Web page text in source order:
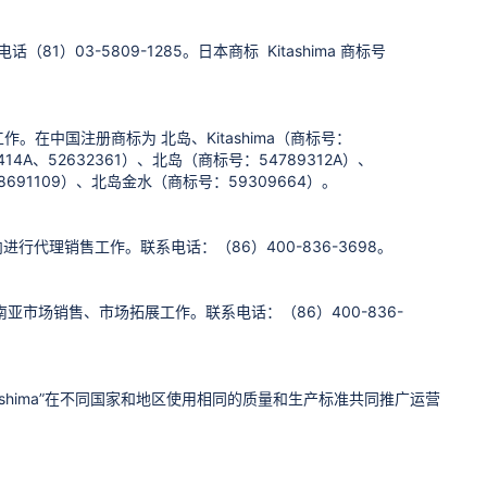
（81） 03-5809-1285。日本商标 Kitashima 商标号
。在中国注册商标为 北岛、Kitashima（商标号：
、52632361）、北岛（商标号：54789312A）、
）、北岛金水（商标号：59309664）。
行代理销售工作。联系电话：（86） 400-836-3698。
市场销售、市场拓展工作。联系电话：（86） 400-836-
在不同国家和地区使用相同的质量和生产标准共同推广运营